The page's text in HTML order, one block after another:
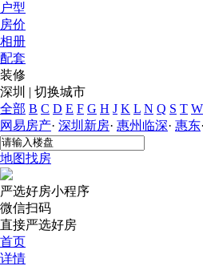
户型
房价
相册
配套
装修
深圳 | 切换城市
全部 B C D E F G H J K L N Q S T W
网易房产· 深圳新房· 惠州临深· 惠东·
地图找房
严选好房小程序
微信扫码
直接严选好房
首页
详情